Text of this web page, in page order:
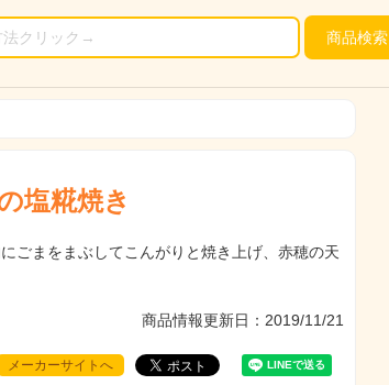
商品検索
塩糀焼き
ごまをまぶしてこんがりと焼き上げ、赤穂の天
商品情報更新日：2019/11/21
メーカーサイトへ